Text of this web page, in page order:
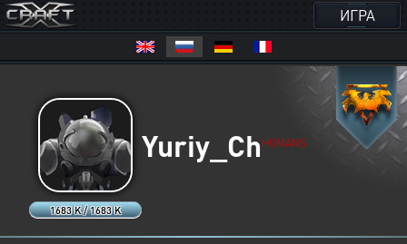
ИГРА
1683 K / 1683 K
Yuriy_Ch HUMANS